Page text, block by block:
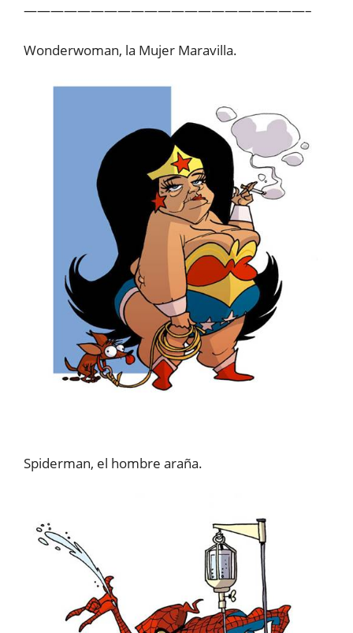
—————————————————————–
Wonderwoman, la Mujer Maravilla.
Spiderman, el hombre araña.